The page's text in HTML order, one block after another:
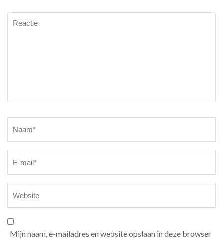
Mijn naam, e-mailadres en website opslaan in deze browser